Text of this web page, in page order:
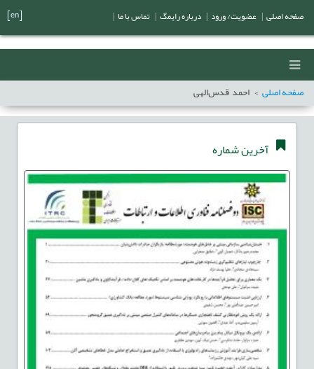
صفحه اصلی احمد قدس‌الهی
آخرین شماره
صفحه اصلی عضویت/ ورود درباره رایمگ تماس با ما